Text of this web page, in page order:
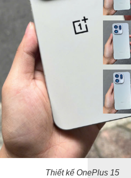
Thiết kế OnePlus 15